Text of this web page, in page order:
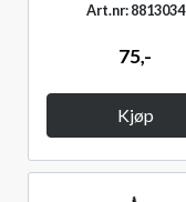
Art.nr: 8813034
75,-
Kjøp